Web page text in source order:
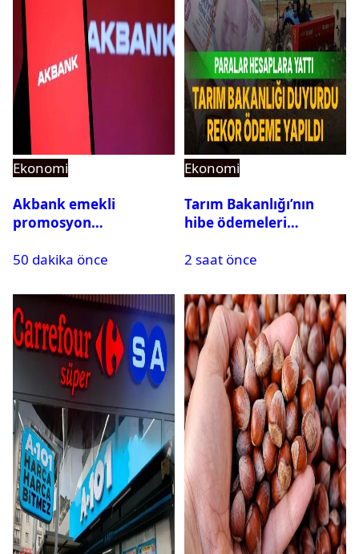
Ekonomi
Akbank emekli
promosyon
Promosyona ek ödeme
50 dakika önce
Ekonomi
Tarım Bakanlığı’nın
hibe ödemeleri
destek tutarı açıklandı
2 saat önce